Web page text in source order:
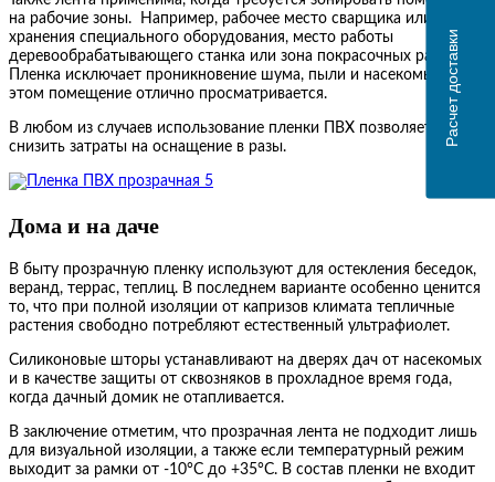
на рабочие зоны. Например, рабочее место сварщика или
хранения специального оборудования, место работы
деревообрабатывающего станка или зона покрасочных работ.
Пленка исключает проникновение шума, пыли и насекомых. При
этом помещение отлично просматривается.
В любом из случаев использование пленки ПВХ позволяет
снизить затраты на оснащение в разы.
Дома и на даче
В быту прозрачную пленку используют для остекления беседок,
веранд, террас, теплиц. В последнем варианте особенно ценится
то, что при полной изоляции от капризов климата тепличные
растения свободно потребляют естественный ультрафиолет.
Силиконовые шторы устанавливают на дверях дач от насекомых
и в качестве защиты от сквозняков в прохладное время года,
когда дачный домик не отапливается.
В заключение отметим, что прозрачная лента не подходит лишь
для визуальной изоляции, а также если температурный режим
выходит за рамки от -10°С до +35°С. В состав пленки не входит
Расчет доставки